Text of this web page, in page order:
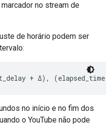
no stream de
de horário podem ser
+ Δ),
no início e no fim dos
o YouTube não pode